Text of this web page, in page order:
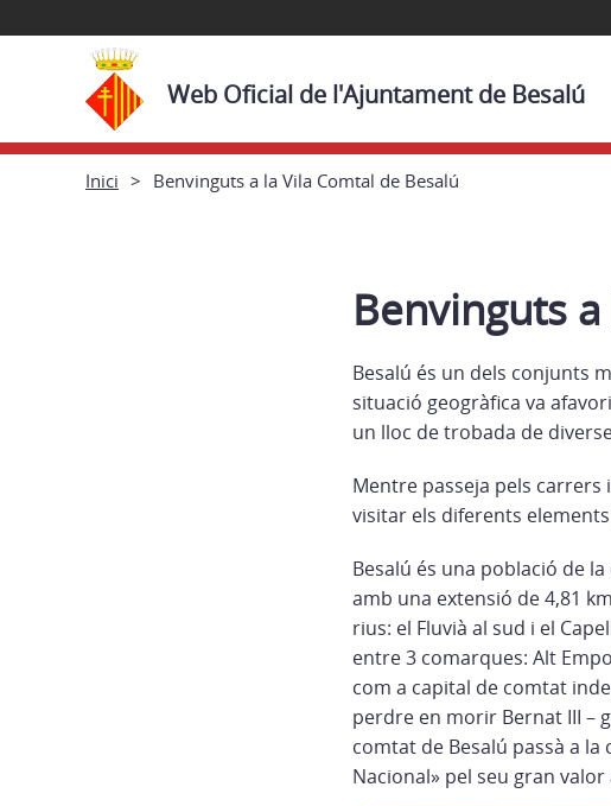
Web Oficial de l'Ajuntament de Besalú
Inici Benvinguts a la Vila Comtal de Besalú
Benvinguts
Besalú és un dels conjunts
situació geogràfica va
un lloc de trobada de
Mentre passeja pels
visitar els diferents
Besalú és una població de
amb una extensió de 4,81
rius: el Fluvià al sud i el
entre 3 comarques: Alt
com a capital de comtat
perdre en morir Bernat III –
comtat de Besalú passà a
Nacional» pel seu gran